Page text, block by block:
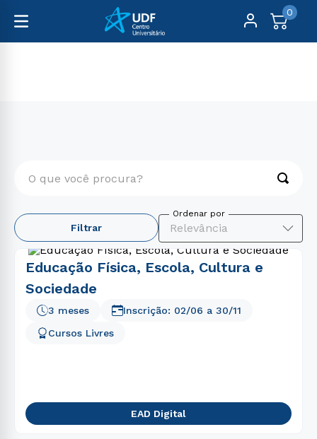
0
Filtrar Relevância
Educação Física, Escola, Cultura e
Sociedade
Cursos Livres
3 meses Inscrição: 02/06 a 30/11
EAD Digital
TERMOS MAIS BUSCADOS
engenharia
2º
psicologia
4º
educação física
8º
fisioterapia